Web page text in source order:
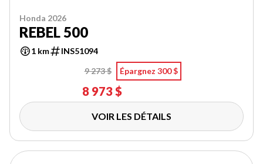
Honda 2026
REBEL 500
1 km
INS51094
9 273 $
Épargnez 300 $
8 973 $
VOIR LES DÉTAILS